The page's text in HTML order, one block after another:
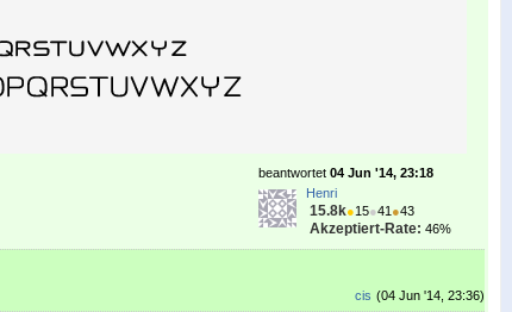
beantwortet 04 Jun '14, 23:18
Henri
15.8k●15●41 ●43
Akzeptiert-Rate: 46%
(04 Jun '14, 23:36)
cis